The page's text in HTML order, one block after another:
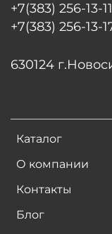
Каталог
О компании
Контакты
Блог
+7(383) 256-13-11
+7(383) 256-13-
630124